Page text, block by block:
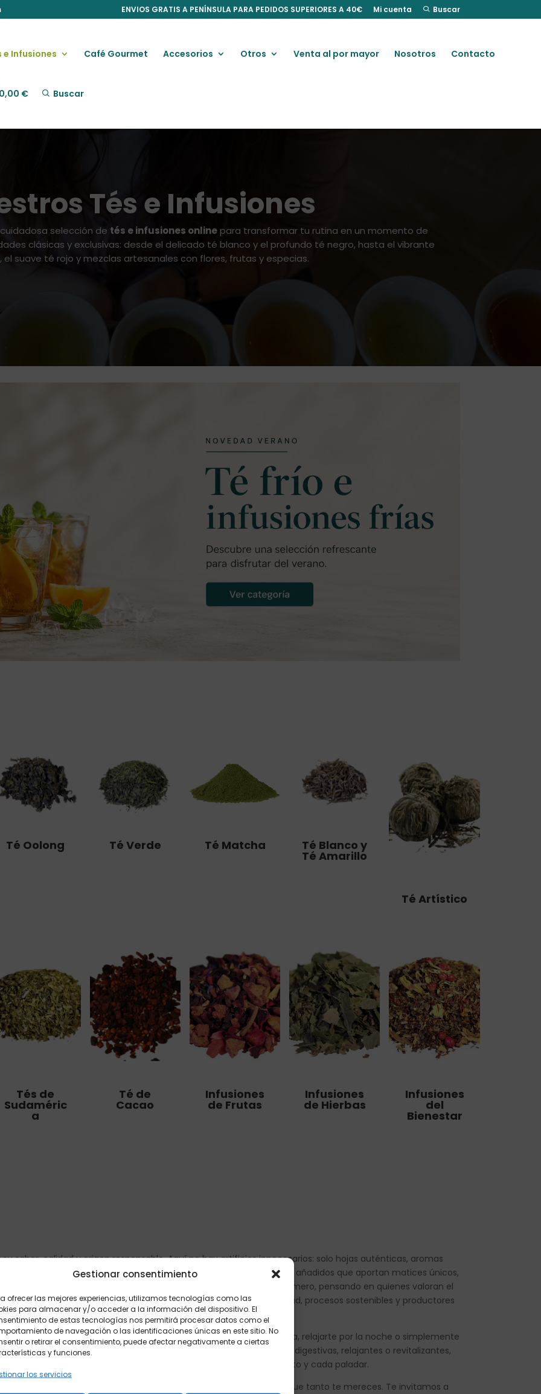
Gestionar consentimiento
ofrecer las mejores experiencias, utilizamos tecnologías como las
para almacenar y/o acceder a la información del dispositivo. El
de estas tecnologías nos permitirá procesar datos como el
de navegación o las identificaciones únicas en este sitio. No
o retirar el consentimiento, puede afectar negativamente a ciertas
y funciones.
los servicios
ENVIOS GRATIS A PENÍNSULA PARA PEDIDOS SUPERIORES A 40€ Mi cuenta Buscar
e Infusiones Café Gourmet Accesorios Otros Venta al por mayor Nosotros Contacto
0,00 € Buscar
Tés e Infusiones
selección de tés e infusiones onlinepara transformar tu rutina en un momento de
clásicas y exclusivas: desde el delicado té blanco y el profundo té negro, hasta el vibrante
el suave té rojo y mezclas artesanales con flores, frutas y especias.
Té Oolong Té Verde Té Matcha Té Blanco y
Té Amarillo
Té Artístico
Tés de
Sudaméric
a
Té de
Cacao
Infusiones
de Frutas
Infusiones
de Hierbas
Infusiones
del
Bienestar
sabor, calidad y origen responsable. Aquí no hay artificios innecesarios: solo hojas auténticas, aromas
reconfortantes en cada taza. Algunas mezclas contienen aromas añadidos que aportan matices únicos,
agradable y saludable. Seleccionamos cada combinación con esmero, pensando en quienes valoran el
lo cotidiano y lo especial. Apostamos por ingredientes de calidad, procesos sostenibles y productores
que cuidan la tierra tanto como tú cuidas tu bienestar.
tienda es fácil, rápido y seguro. Ya sea que busques energizar tu día, relajarte por la noche o simplemente
el té perfecto para ti. Desde tés funcionales con propiedades digestivas, relajantes o revitalizantes,
para el disfrute consciente, tenemos opciones para cada momento y cada paladar.
contigo mismo, y queremos acompañarte en ese ritual diario que tanto te mereces. Te invitamos a